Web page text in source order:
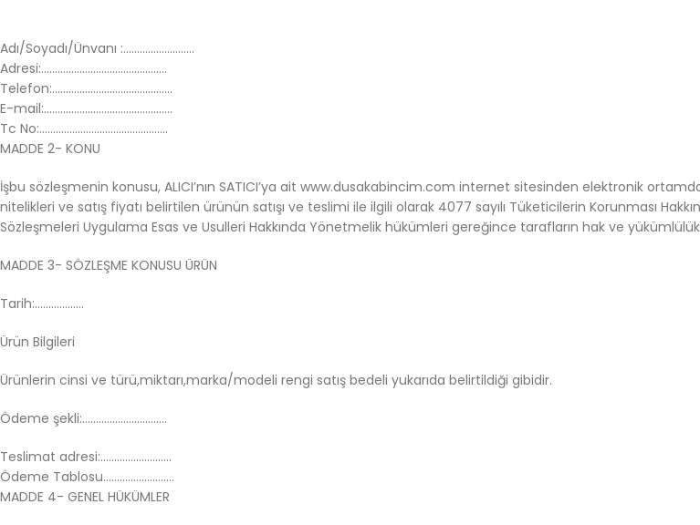
Adı/Soyadı/Ünvanı :……………………..
Adresi:……………………………………….
Telefon:……………………………………..
E-mail:………………………………………..
Tc No:………………………………………..
MADDE 2- KONU
İşbu sözleşmenin konusu, ALICI’nın SATICI’ya ait www.dusakabincim.com internet sitesinden elektronik
nitelikleri ve satış fiyatı belirtilen ürünün satışı ve teslimi ile ilgili olarak 4077 sayılı Tüketicilerin Korunması
Sözleşmeleri Uygulama Esas ve Usulleri Hakkında Yönetmelik hükümleri gereğince tarafların hak ve
MADDE 3- SÖZLEŞME KONUSU ÜRÜN
Tarih:………………
Ürün Bilgileri
Ürünlerin cinsi ve türü,miktarı,marka/modeli rengi satış bedeli yukarıda belirtildiği gibidir.
Ödeme şekli:………………………….
Teslimat adresi:……………………..
Ödeme Tablosu……………………..
MADDE 4- GENEL HÜKÜMLER